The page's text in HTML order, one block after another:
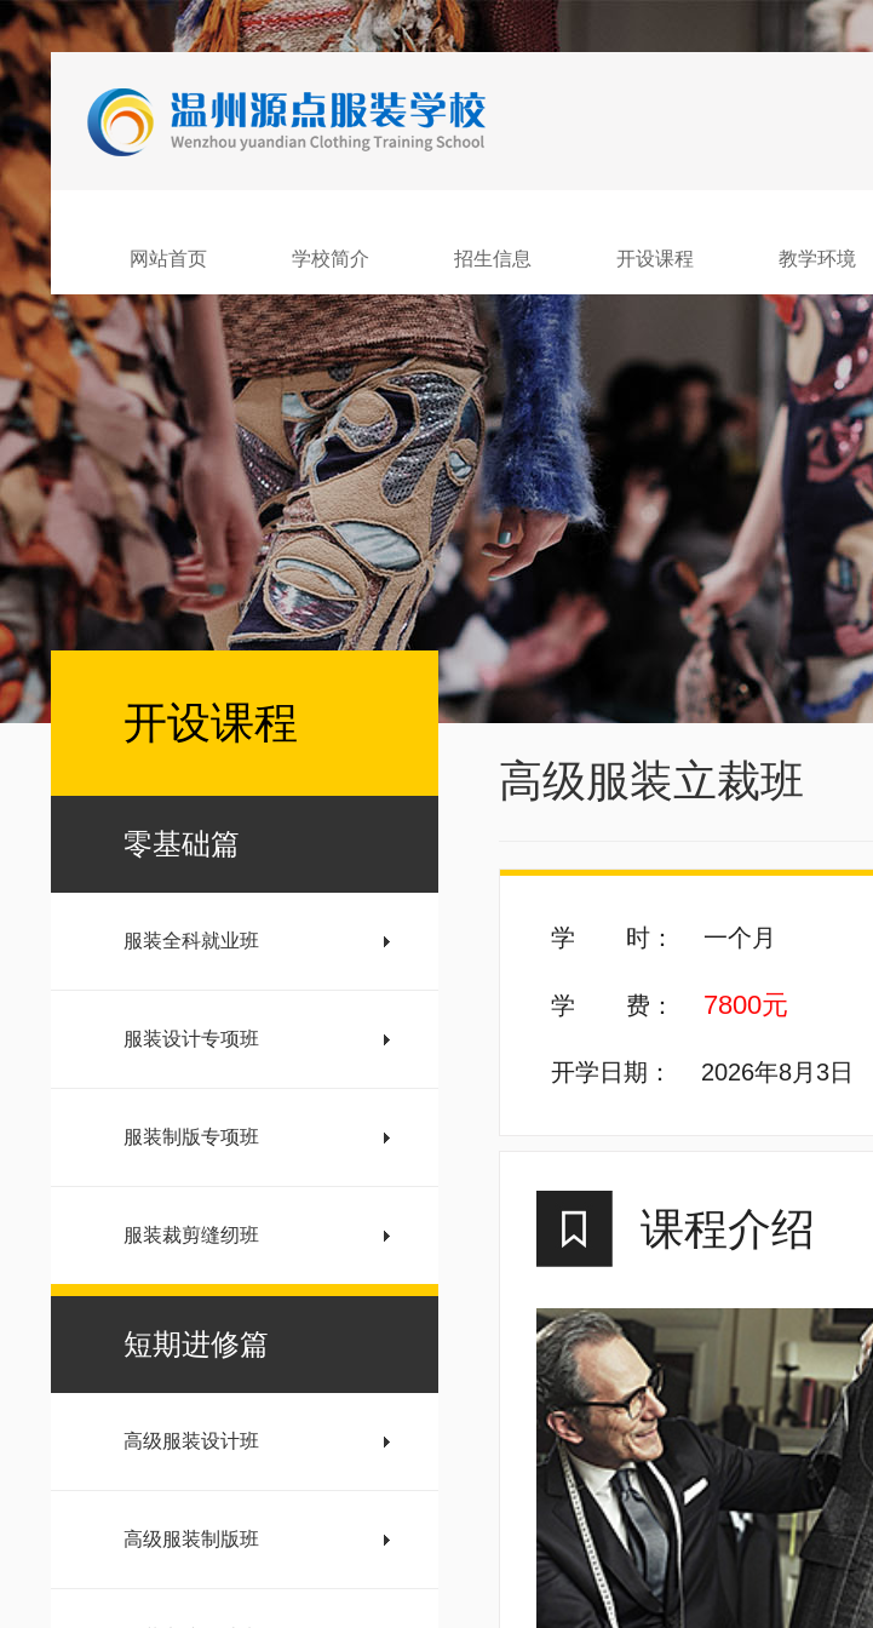
网站首页 学校简介 招生信息 开设课程 教学环境
开设课程
零基础篇
服装全科就业班
服装设计专项班
服装制版专项班
服装裁剪缝纫班
短期进修篇
高级服装设计班
高级服装制版班
高级服装立裁班
学 时： 一个月
学 费： 7800元
开学日期： 2026年8月3日
课程介绍